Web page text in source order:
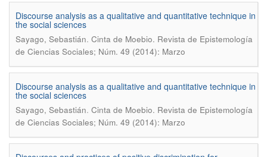
Discourse analysis as a qualitative and quantitative technique in
the social sciences
Sayago, Sebastián. Cinta de Moebio. Revista de Epistemología
de Ciencias Sociales; Núm. 49 (2014): Marzo
Discourse analysis as a qualitative and quantitative technique in
the social sciences
Sayago, Sebastián. Cinta de Moebio. Revista de Epistemología
de Ciencias Sociales; Núm. 49 (2014): Marzo